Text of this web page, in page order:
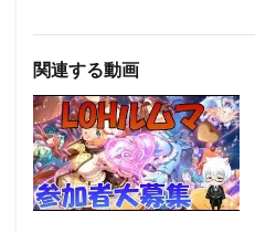
関連する動画